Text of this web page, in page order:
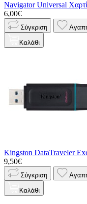
Navigator Universal
6,00€
Σύγκριση
Καλάθι
Kingston DataTraveler
9,50€
Σύγκριση
Καλάθι